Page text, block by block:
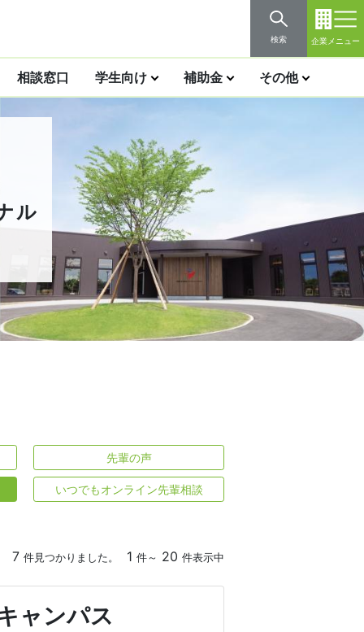
検索 企業メニュー
相談窓口 学生向け 補助金 その他
ル
先輩の声
いつでもオンライン先輩相談
7 件見つかりました。 1 件～ 20 件表示中
ャンパス